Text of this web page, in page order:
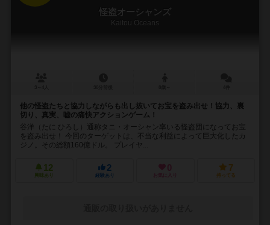
怪盗オーシャンズ
Kaitou Oceans
他の怪盗たちと協力しながらも出し抜いてお宝を盗み出せ！協力、裏
切り、真実、嘘の痛快アクションゲーム！
谷洋（たに ひろし）通称タニ・オーシャン率いる怪盗団になってお宝
を盗み出せ！ 今回のターゲットは、不当な利益によって巨大化したカ
ジノ。その総額160億ドル。 プレイヤ...
12
興味あり
2
経験あり
0
お気に入り
7
持ってる